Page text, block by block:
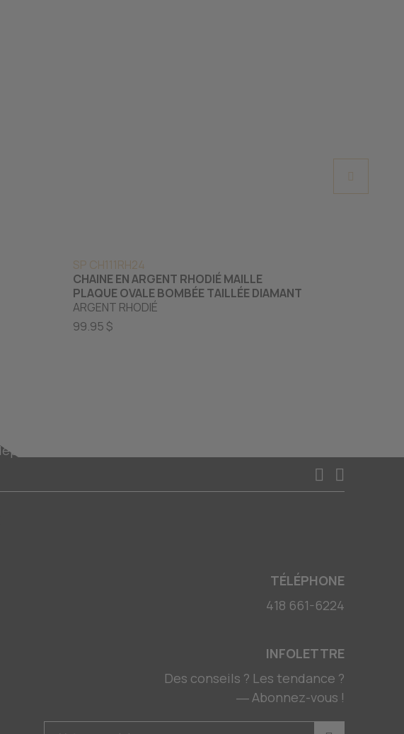
SP CH111RH24
CHAINE EN ARGENT RHODIÉ MAILLE
PLAQUE OVALE BOMBÉE TAILLÉE DIAMANT
ARGENT RHODIÉ
99.95 $
TÉLÉPHONE
418 661-6224
INFOLETTRE
Des conseils ? Les tendance ?
― Abonnez-vous !